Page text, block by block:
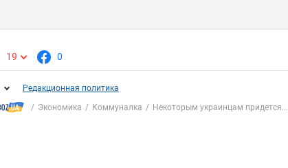
19 0
Редакционная политика
Экономика
Коммуналка Некоторым украинцам придется...